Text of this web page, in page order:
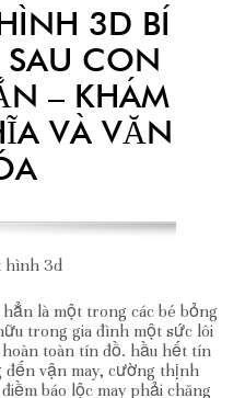
3D BÍ
CON
– KHÁM
VÀ VĂN
hình 3d
là một trong các bé bỏng
trong gia đình một sức lôi
toàn tín đồ. hầu hết tín
vận may, cường thịnh
báo lộc may phải chăng